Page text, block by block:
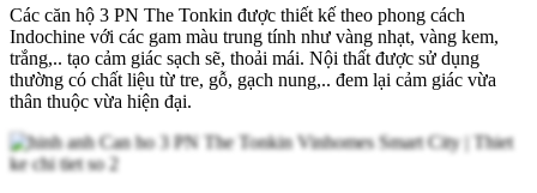
Các căn hộ 3 PN The Tonkin được thiết kế theo phong cách
Indochine với các gam màu trung tính như vàng nhạt, vàng kem,
trắng,.. tạo cảm giác sạch sẽ, thoải mái. Nội thất được sử dụng
thường có chất liệu từ tre, gỗ, gạch nung,.. đem lại cảm giác vừa
thân thuộc vừa hiện đại.